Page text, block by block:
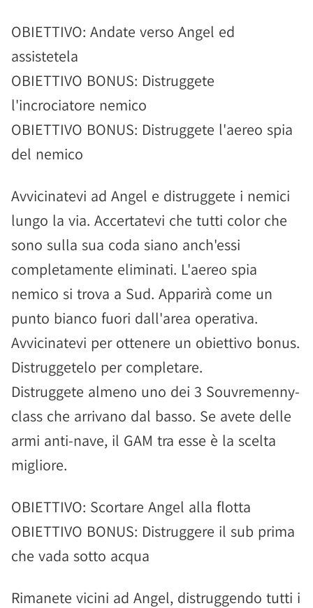
OBIETTIVO: Andate verso Angel ed
assistetela
OBIETTIVO BONUS: Distruggete
l'incrociatore nemico
OBIETTIVO BONUS: Distruggete l'aereo spia
del nemico
Avvicinatevi ad Angel e distruggete i nemici
lungo la via. Accertatevi che tutti color che
sono sulla sua coda siano anch'essi
completamente eliminati. L'aereo spia
nemico si trova a Sud. Apparirà come un
punto bianco fuori dall'area operativa.
Avvicinatevi per ottenere un obiettivo bonus.
Distruggetelo per completare.
Distruggete almeno uno dei 3 Souvremenny-
class che arrivano dal basso. Se avete delle
armi anti-nave, il GAM tra esse è la scelta
migliore.
OBIETTIVO: Scortare Angel alla flotta
OBIETTIVO BONUS: Distruggere il sub prima
che vada sotto acqua
Rimanete vicini ad Angel, distruggendo tutti i